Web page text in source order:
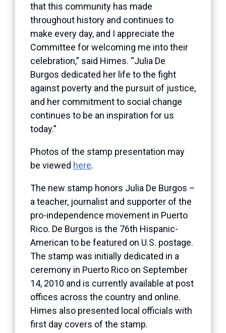
that this community has made
throughout history and continues to
make every day, and I appreciate the
Committee for welcoming me into their
celebration,” said Himes. “Julia De
Burgos dedicated her life to the fight
against poverty and the pursuit of justice,
and her commitment to social change
continues to be an inspiration for us
today.”
Photos of the stamp presentation may
be viewed here.
The new stamp honors Julia De Burgos –
a teacher, journalist and supporter of the
pro-independence movement in Puerto
Rico. De Burgos is the 76th Hispanic-
American to be featured on U.S. postage.
The stamp was initially dedicated in a
ceremony in Puerto Rico on September
14, 2010 and is currently available at post
offices across the country and online.
Himes also presented local officials with
first day covers of the stamp.